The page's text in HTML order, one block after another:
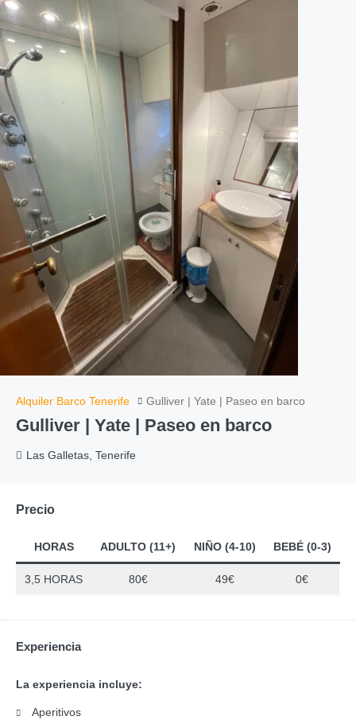
Alquiler Barco Tenerife Gulliver | Yate | Paseo en barco
Gulliver | Yate | Paseo en barco
Las Galletas, Tenerife
Precio
HORAS ADULTO (11+) NIÑO (4-10) BEBÉ (0-3)
3,5 HORAS 80€ 49€ 0€
Experiencia
La experiencia incluye:
Aperitivos